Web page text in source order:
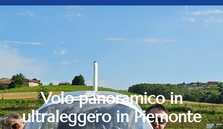
Volo panoramico in
ultraleggero in Piemonte